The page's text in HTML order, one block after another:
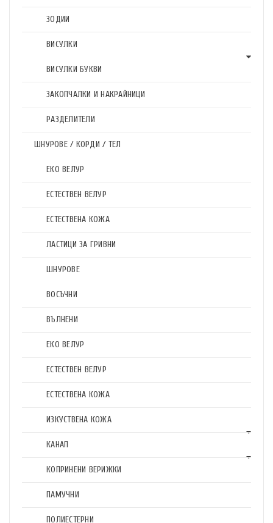
ЗОДИИ
ВИСУЛКИ
ВИСУЛКИ БУКВИ
ЗАКОПЧАЛКИ И НАКРАЙНИЦИ
РАЗДЕЛИТЕЛИ
ШНУРОВЕ / КОРДИ / ТЕЛ
ЕКО ВЕЛУР
ЕСТЕСТВЕН ВЕЛУР
ЕСТЕСТВЕНА КОЖА
ЛАСТИЦИ ЗА ГРИВНИ
ШНУРОВЕ
ВОСЪЧНИ
ВЪЛНЕНИ
ЕКО ВЕЛУР
ЕСТЕСТВЕН ВЕЛУР
ЕСТЕСТВЕНА КОЖА
ИЗКУСТВЕНА КОЖА
КАНАП
КОПРИНЕНИ ВЕРИЖКИ
ПАМУЧНИ
ПОЛИЕСТЕРНИ